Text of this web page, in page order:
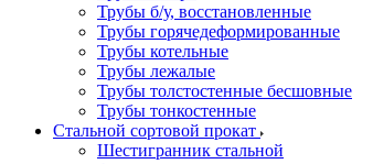
Трубы б/у, восстановленные
Трубы горячедеформированные
Трубы котельные
Трубы лежалые
Трубы толстостенные бесшовные
Трубы тонкостенные
Стальной сортовой прокат
Шестигранник стальной